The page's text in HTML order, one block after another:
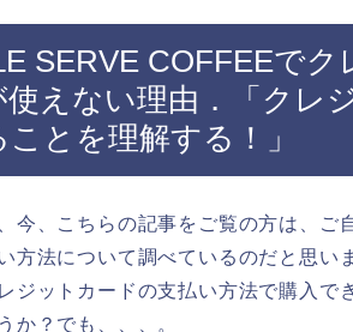
SERVE COFFEEで
使えない理由．「クレ
とを理解する！」
今、こちらの記事をご覧の方は、
方法について調べているのだと思
ジットカードの支払い方法で購入で
か？でも、、、。